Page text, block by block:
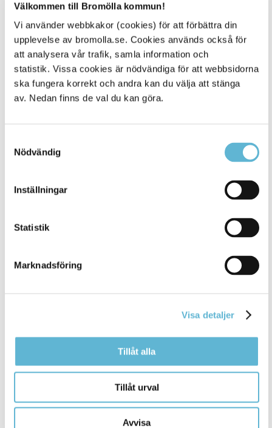
Välkommen till Bromölla kommun!
Vi använder webbkakor (cookies) för att förbättra din
upplevelse av bromolla.se. Cookies används också för
att analysera vår trafik, samla information och
statistik. Vissa cookies är nödvändiga för att webbsidorna
ska fungera korrekt och andra kan du välja att stänga
av. Nedan finns de val du kan göra.
Nödvändig
Inställningar
Statistik
Marknadsföring
Visa detaljer
Tillåt alla
Tillåt urval
Avvisa
Antal lägenheter:
36
Lägenhetsinformation
3
Hushållsel:
Balkong
I källaren
Garage/carport:
Garage- och p-plats kan hyras i området